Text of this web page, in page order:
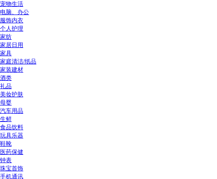
宠物生活
电脑、办公
服饰内衣
个人护理
家纺
家居日用
家具
家庭清洁/纸品
家装建材
酒类
礼品
美妆护肤
母婴
汽车用品
生鲜
食品饮料
玩具乐器
鞋靴
医药保健
钟表
珠宝首饰
手机通讯